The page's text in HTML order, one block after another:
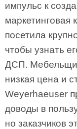
импульс к
маркетинговая
посетила
чтобы узнать
ДСП.
низкая цена и
Weyerhaeuser
доводы в
но заказчиков